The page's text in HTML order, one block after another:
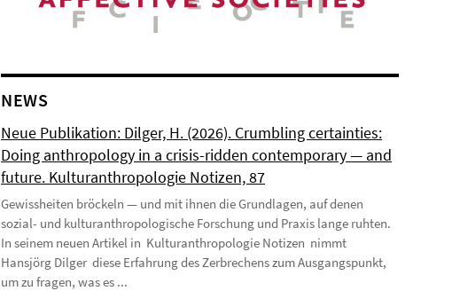
NEWS
Neue Publikation: Dilger, H. (2026). Crumbling certainties:
Doing anthropology in a crisis-ridden contemporary — and
future. Kulturanthropologie Notizen, 87
Gewissheiten bröckeln — und mit ihnen die Grundlagen, auf denen
sozial- und kulturanthropologische Forschung und Praxis lange ruhten.
In seinem neuen Artikel in Kulturanthropologie Notizen nimmt
Hansjörg Dilger diese Erfahrung des Zerbrechens zum Ausgangspunkt,
um zu fragen, was es ...